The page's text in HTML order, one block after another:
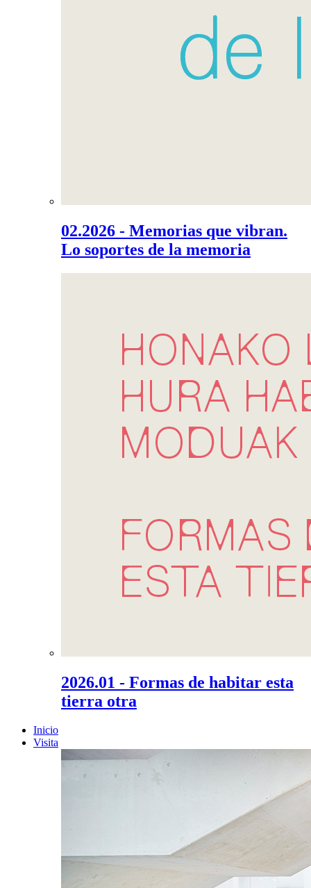
02.2026 - Memorias que vibran.
Lo soportes de la memoria
2026.01 - Formas de habitar esta
tierra otra
Inicio
Visita